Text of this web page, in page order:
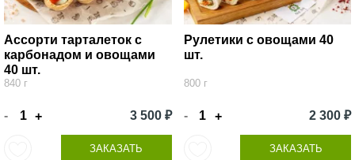
Ассорти тарталеток с
карбонадом и овощами
40 шт.
840 г
- + 3 500 ₽
ЗАКАЗАТЬ
Рулетики с овощами 40
шт.
800 г
- + 2 300 ₽
ЗАКАЗАТЬ